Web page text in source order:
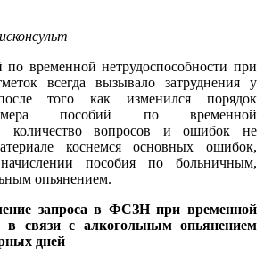
по временной нетрудоспособности при
всегда вызывало затруднения у
того как изменился порядок
пособий по временной
количество вопросов и ошибок не
коснемся основных ошибок,
пособия по больничным,
опьянением.
запроса в ФСЗН при временной
в связи с алкогольным опьянением
дней